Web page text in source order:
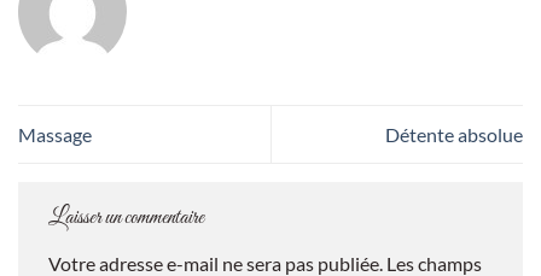
Massage Détente absolue
Laisser un commentaire
Votre adresse e-mail ne sera pas publiée. Les champs